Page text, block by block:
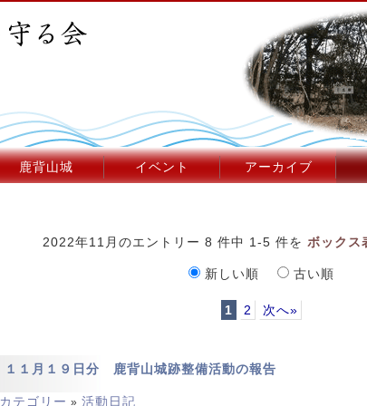
鹿背山城 イベント アーカイブ
2022年11月のエントリー 8 件中 1-5 件を ボックス
新しい順 古い順
1 2 次へ»
１１月１９日分 鹿背山城跡整備活動の報告
カテゴリー » 活動日記